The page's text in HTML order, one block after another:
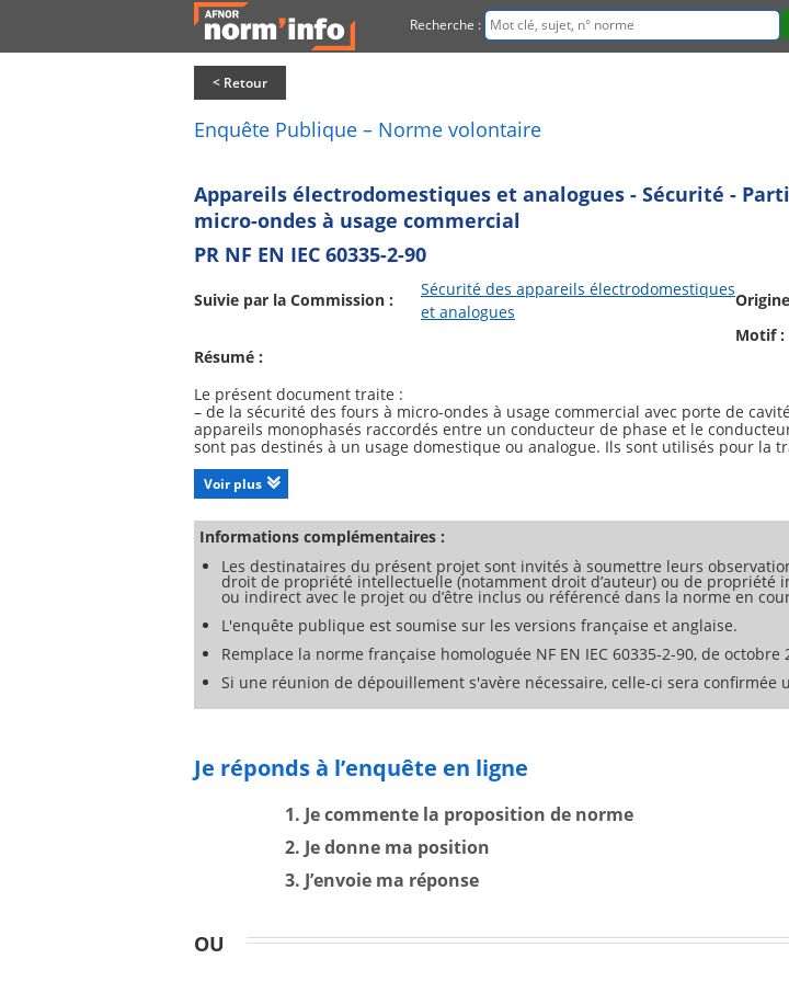
Recherche :
< Retour
Enquête Publique – Norme volontaire
Appareils électrodomestiques et analogues - Sécurité -
micro-ondes à usage commercial
PR NF EN IEC 60335-2-90
Suivie par la Commission :
Sécurité des appareils électrodomestiques
et analogues
Motif :
Résumé :
Le présent document traite :
– de la sécurité des fours à micro-ondes à usage commercial avec porte de
appareils monophasés raccordés entre un conducteur de phase et le
sont pas destinés à un usage domestique ou analogue. Ils sont utilisés pour la
dans les zones ouvertes au public, par exemple dans les cuisines de
telles que les boulangeries et les boucheries ;
– de la sécurité des fours à micro-ondes combinés avec porte de cavité, dont les
– de la sécurité des fours à micro-ondes sans porte de cavité et avec moyen
pour le chauffage des aliments et des boissons, dont les exigences sont
Voir plus
Informations complémentaires :
Les destinataires du présent projet sont invités à soumettre leurs
droit de propriété intellectuelle (notamment droit d’auteur) ou de propriété
ou indirect avec le projet ou d’être inclus ou référencé dans la norme en
L'enquête publique est soumise sur les versions française et anglaise.
Remplace la norme française homologuée NF EN IEC 60335-2-90, de
Si une réunion de dépouillement s'avère nécessaire, celle-ci sera
Je réponds à l’enquête en ligne
1. Je commente la proposition de norme
2. Je donne ma position
3. J’envoie ma réponse
OU